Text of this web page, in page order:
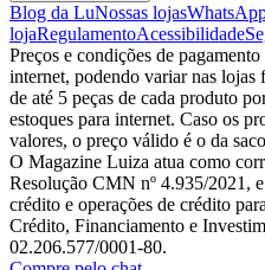
Blog da LuNossas lojas
lojaRegulamentoAcessibilidade
Preços e condições de
internet, podendo variar nas lojas
de até 5 peças de cada produto
estoques para internet. Caso os
valores, o preço válido é o da
O Magazine Luiza atua como
Resolução CMN nº 4.935/2021,
crédito e operações de crédito
Crédito, Financiamento e
02.206.577/0001-80.